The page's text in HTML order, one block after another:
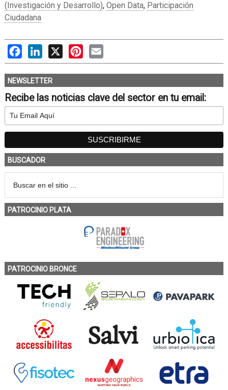
(Investigación y Desarrollo), Open Data, Participación
Ciudadana
FacebookLinkedIn
X PinterestEmail
NEWSLETTER
Recibe las noticias clave del sector en tu email:
BUSCADOR
PATROCINIO PLATA
PATROCINIO BRONCE